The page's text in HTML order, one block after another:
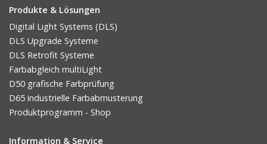
Produkte & Lösungen
Digital Light Systems (DLS)
DLS Upgrade Systeme
DLS Retrofit Systeme
Farbabgleich multiLight
D50 grafische Farbprüfung
D65 industrielle Farbabmusterung
Produktprogramm - Shop
Information & Service